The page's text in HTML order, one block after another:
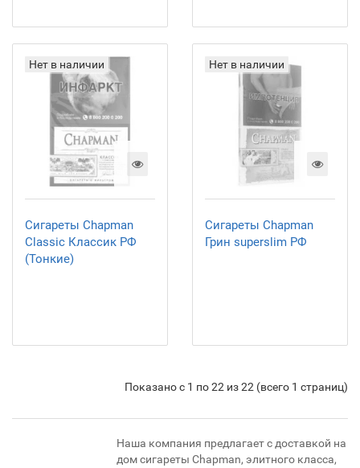
Нет в наличии
Сигареты Chapman
Classic Классик РФ
(Тонкие)
Нет в наличии
Сигареты Chapman
Грин superslim РФ
Показано с 1 по 22 из 22 (всего 1 страниц)
Наша компания предлагает с доставкой на
дом сигареты Chapman, элитного класса,